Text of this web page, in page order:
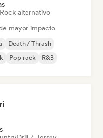
Rock alternativo
mayor impacto
Death / Thrash
Pop rock R&B